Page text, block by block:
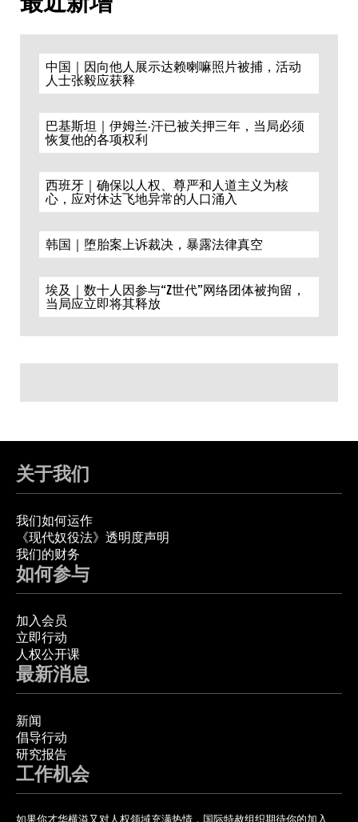
中国｜因向他人展示达赖喇嘛照片被捕，活动
人士张毅应获释
巴基斯坦｜伊姆兰·汗已被关押三年，当局必须
恢复他的各项权利
西班牙｜确保以人权、尊严和人道主义为核
心，应对休达飞地异常的人口涌入
韩国｜堕胎案上诉裁决，暴露法律真空
埃及｜数十人因参与“Z世代”网络团体被拘留，
当局应立即将其释放
关于我们
我们如何运作
《现代奴役法》透明度声明
我们的财务
如何参与
加入会员
立即行动
人权公开课
最新消息
新闻
倡导行动
研究报告
工作机会
如果你才华横溢又对人权领域充满热情，国际特赦组织期待你的加入